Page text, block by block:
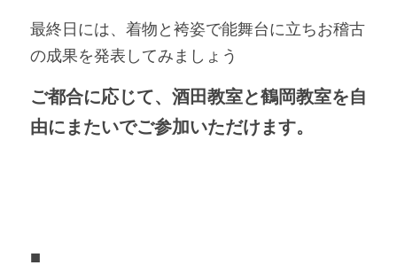
最終日には、着物と袴姿で能舞台に立ちお稽古
の成果を発表してみましょう
ご都合に応じて、酒田教室と鶴岡教室を自
由にまたいでご参加いただけます。
■